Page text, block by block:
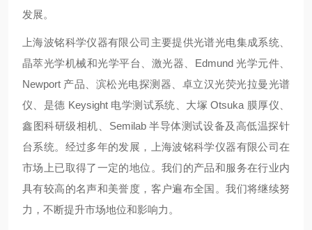
发展。
上海波铭科学仪器有限公司主要提供光谱光电集成系统、
晶萃光学机械和光学平台、激光器、Edmund 光学元件、
Newport 产品、滨松光电探测器、卓立汉光荧光拉曼光谱
仪、是德 Keysight 电学测试系统、大塚 Otsuka 膜厚仪、
鑫图科研级相机、Semilab 半导体测试设备及高低温探针
台系统。经过多年的发展，上海波铭科学仪器有限公司在
市场上已取得了一定的地位。我们的产品和服务在行业内
具有较高的名声和美誉度，客户遍布全国。我们将继续努
力，不断提升市场地位和影响力。